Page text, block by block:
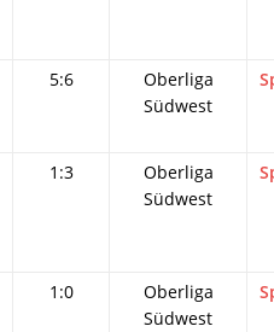
5:6
Oberliga
Südwest
1:3
Oberliga
Südwest
1:0
Oberliga
Südwest